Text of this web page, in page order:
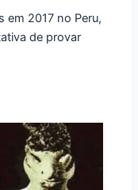
em 2017 no Peru,
de provar